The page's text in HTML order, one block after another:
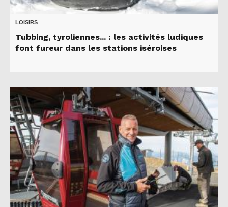
LOISIRS
Tubbing, tyroliennes... : les activités ludiques
font fureur dans les stations iséroises